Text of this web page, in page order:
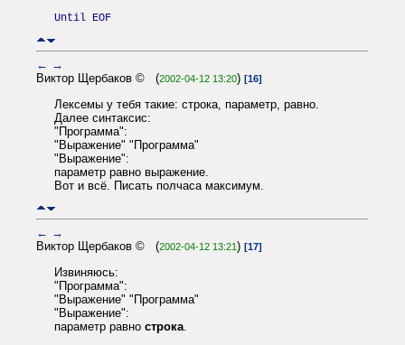
Until EOF
← →
Виктор Щербаков © (2002-04-12 13:20) [16]
Лексемы у тебя такие: строка, параметр, равно.
Далее синтаксис:
"Программа":
"Выражение" "Программа"
"Выражение":
параметр равно выражение.
Вот и всё. Писать полчаса максимум.
← →
Виктор Щербаков © (2002-04-12 13:21 ) [17]
Извиняюсь:
"Программа":
"Выражение" "Программа"
"Выражение":
параметр равно строка